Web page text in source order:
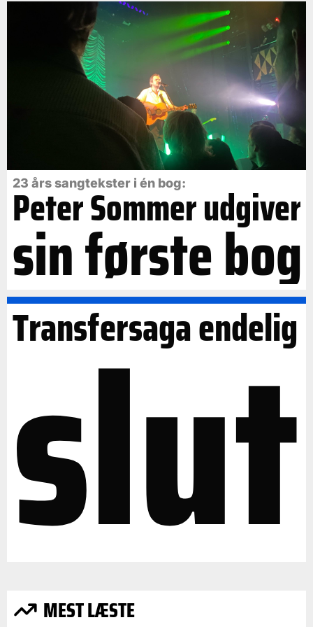
23 års sangtekster i én bog:
Peter Sommer udgiver
sin første bog
Transfersaga endelig
slut
MEST LÆSTE